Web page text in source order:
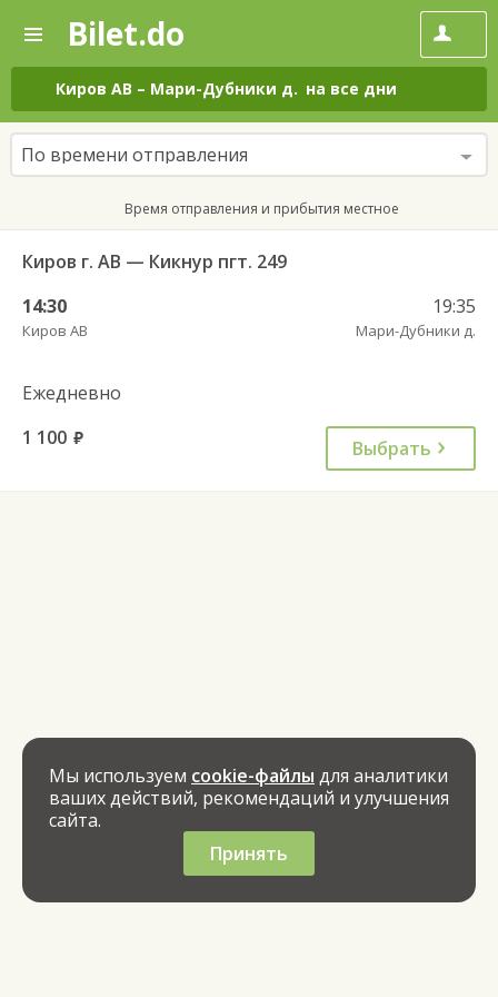
—
Поиск
и
покупка
билетов
на
автобус
онлайн
Bilet.do
Киров АВ – Мари-Дубники д. на все дни
По времени отправления
Время отправления и прибытия местное
Киров г. АВ — Кикнур пгт. 249
14:30
Киров АВ
19:35
Мари-Дубники д.
Ежедневно
1 100 руб. Выбрать
Мы используем cookie-файлы для аналитики
ваших действий, рекомендаций и улучшения
сайта.
Принять